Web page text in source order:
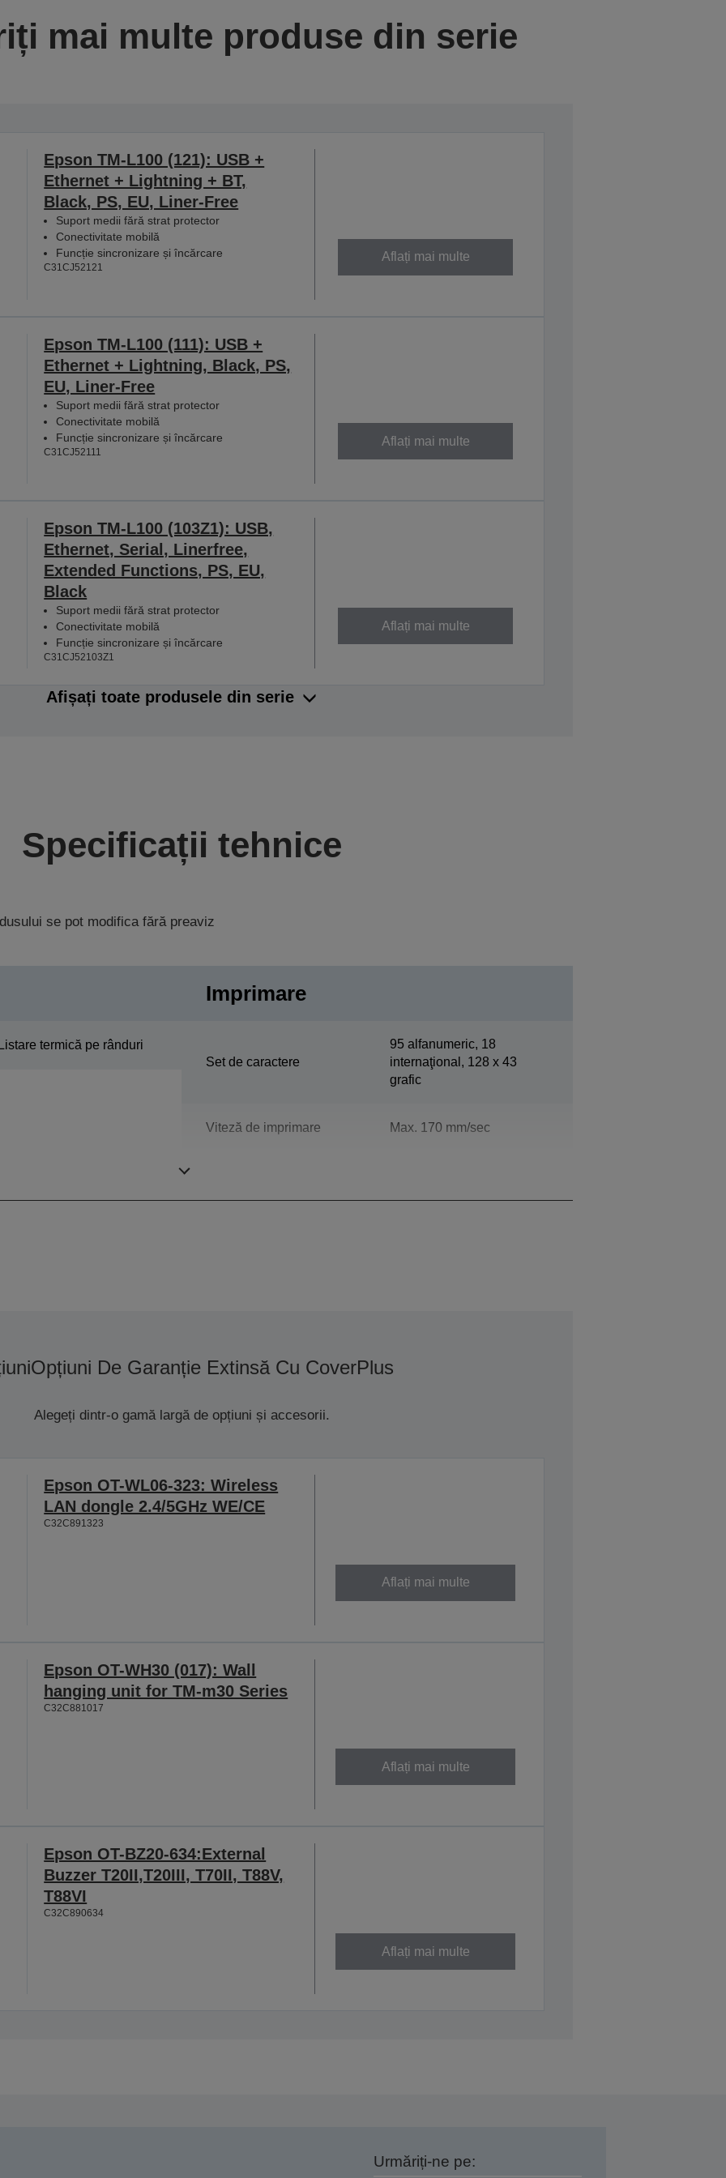
mai multe produse din serie
Epson TM-L100 (121): USB +
Ethernet + Lightning + BT,
Black, PS, EU, Liner-Free
Suport medii fără strat protector
Conectivitate mobilă
Funcție sincronizare și încărcare
C31CJ52121
Aflați mai multe
Epson TM-L100 (111): USB +
Ethernet + Lightning, Black, PS,
EU, Liner-Free
Suport medii fără strat protector
Conectivitate mobilă
Funcție sincronizare și încărcare
C31CJ52111
Aflați mai multe
Epson TM-L100 (103Z1): USB,
Ethernet, Serial, Linerfree,
Extended Functions, PS, EU,
Black
Suport medii fără strat protector
Conectivitate mobilă
Funcție sincronizare și încărcare
C31CJ52103Z1
Aflați mai multe
Afișați toate produsele din serie
Specificații tehnice
se pot modifica fără preaviz
termică pe rânduri
Imprimare
Set de caractere
95 alfanumeric, 18
internaţional, 128 x 43
grafic
Viteză de imprimare Max. 170 mm/sec
Opțiuni De Garanție Extinsă Cu CoverPlus
Alegeți dintr-o gamă largă de opțiuni și accesorii.
Epson OT-WL06-323: Wireless
LAN dongle 2.4/5GHz WE/CE
C32C891323
Aflați mai multe
Epson OT-WH30 (017): Wall
hanging unit for TM-m30 Series
C32C881017
Aflați mai multe
Epson OT-BZ20-634:External
Buzzer T20II,T20III, T70II, T88V,
T88VI
C32C890634
Aflați mai multe
Urmăriți-ne pe: